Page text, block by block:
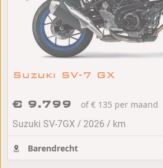
Suzuki SV-7 GX
€ 9.799
of € 135 per maand
Suzuki SV-7GX / 2026 / km
Barendrecht